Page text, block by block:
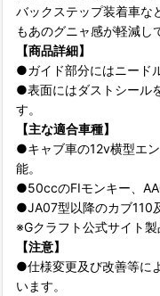
バックステップ装着車な
もあのグニャ感が軽減し
【商品詳細】
●ガイド部分にはニード
●表面にはダストシール
す。
【主な適合車種】
●キャブ車の12v横型エ
能。
●50ccのFIモンキー、
●JA07型以降のカブ110
※Gクラフト公式サイト
【注意】
●仕様変更及び改善等に
います。